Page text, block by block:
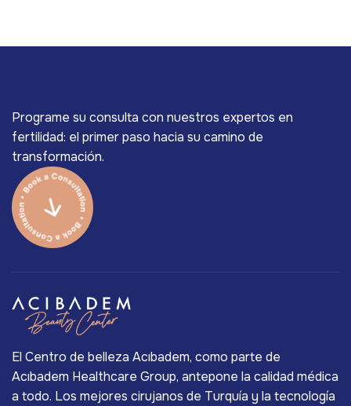
Programe su consulta con nuestros expertos en
fertilidad: el primer paso hacia su camino de
transformación.
El Centro de belleza Acıbadem, como parte de
Acıbadem Healthcare Group, antepone la calidad médica
a todo. Los mejores cirujanos de Turquía y la tecnología